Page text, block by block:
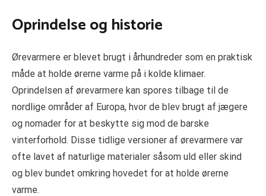
Oprindelse og historie
Ørevarmere er blevet brugt i århundreder som en praktisk
måde at holde ørerne varme på i kolde klimaer.
Oprindelsen af ørevarmere kan spores tilbage til de
nordlige områder af Europa, hvor de blev brugt af jægere
og nomader for at beskytte sig mod de barske
vinterforhold. Disse tidlige versioner af ørevarmere var
ofte lavet af naturlige materialer såsom uld eller skind
og blev bundet omkring hovedet for at holde ørerne
varme.